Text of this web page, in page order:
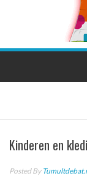
Kinderen en
Posted By